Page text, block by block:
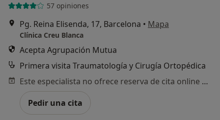
57 opiniones
Pg. Reina Elisenda, 17, Barcelona • Mapa
Clínica Creu Blanca
Acepta Agrupación Mutua
Primera visita Traumatología y Cirugía Ortopédica
Este especialista no ofrece reserva de cita online en esta dirección.
Pedir una cita